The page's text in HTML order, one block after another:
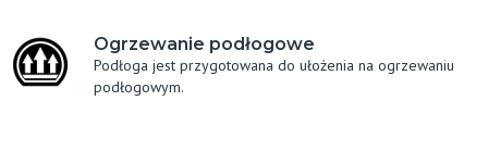
Ogrzewanie podłogowe
Podłoga jest przygotowana do ułożenia na ogrzewaniu
podłogowym.